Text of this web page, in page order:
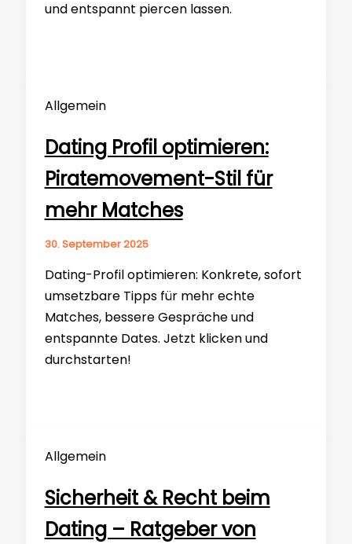
und entspannt piercen lassen.
Allgemein
Dating Profil optimieren:
Piratemovement-Stil für
mehr Matches
30. September 2025
Dating-Profil optimieren: Konkrete, sofort
umsetzbare Tipps für mehr echte
Matches, bessere Gespräche und
entspannte Dates. Jetzt klicken und
durchstarten!
Allgemein
Sicherheit & Recht beim
Dating – Ratgeber von